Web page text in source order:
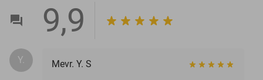
9,9
Y. Mevr. Y. S